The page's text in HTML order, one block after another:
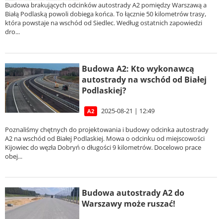
Budowa brakujących odcinków autostrady A2 pomiędzy Warszawą a
Białą Podlaską powoli dobiega końca. To łącznie 50 kilometrów trasy,
która powstaje na wschód od Siedlec. Według ostatnich zapowiedzi
dro...
Budowa A2: Kto wykonawcą
autostrady na wschód od Białej
Podlaskiej?
A2 2025-08-21 | 12:49
Poznaliśmy chętnych do projektowania i budowy odcinka autostrady
A2 na wschód od Białej Podlaskiej. Mowa o odcinku od miejscowości
Kijowiec do węzła Dobryń o długości 9 kilometrów. Docelowo prace
obej...
Budowa autostrady A2 do
Warszawy może ruszać!